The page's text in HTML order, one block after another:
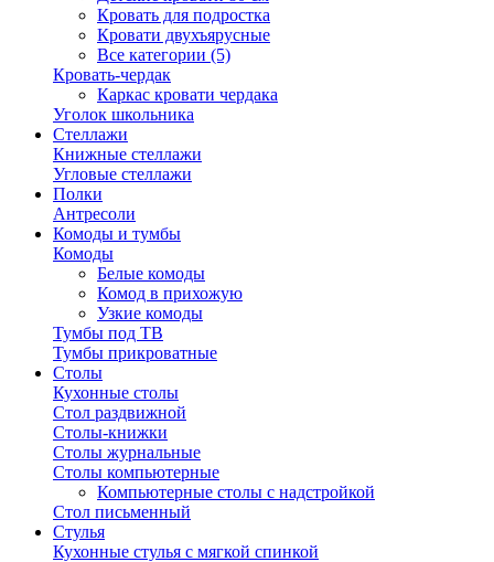
Кровать для подростка
Кровати двухъярусные
Все категории (5)
Кровать-чердак
Каркас кровати чердака
Уголок школьника
Стеллажи
Книжные стеллажи
Угловые стеллажи
Полки
Антресоли
Комоды и тумбы
Комоды
Белые комоды
Комод в прихожую
Узкие комоды
Тумбы под ТВ
Тумбы прикроватные
Столы
Кухонные столы
Стол раздвижной
Столы-книжки
Столы журнальные
Столы компьютерные
Компьютерные столы с надстройкой
Стол письменный
Стулья
Кухонные стулья с мягкой спинкой